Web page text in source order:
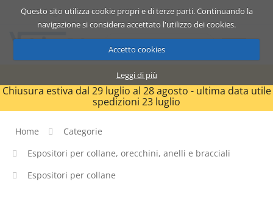
Questo sito utilizza cookie propri e di terze parti. Continuando la
navigazione si considera accettato l'utilizzo dei cookies.
Accetto cookies
Leggi di più
Catalogo Carrello ITA
Chiusura estiva dal 29 luglio al 28 agosto - ultima data utile
spedizioni 23 luglio
Home
Categorie
Espositori per collane, orecchini, anelli e bracciali
Espositori per collane